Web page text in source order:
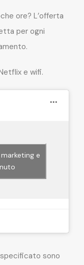
ore? L’offerta
per ogni
e wifi.
e
sono